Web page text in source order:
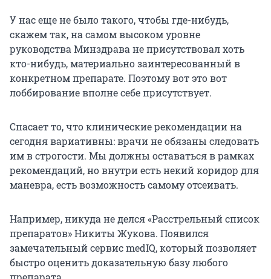
У нас еще не было такого, чтобы где-нибудь,
скажем так, на самом высоком уровне
руководства Минздрава не присутствовал хоть
кто-нибудь, материально заинтересованный в
конкретном препарате. Поэтому вот это вот
лоббирование вполне себе присутствует.
Спасает то, что клинические рекомендации на
сегодня вариативны: врачи не обязаны следовать
им в строгости. Мы должны оставаться в рамках
рекомендаций, но внутри есть некий коридор для
маневра, есть возможность самому отсеивать.
Например, никуда не делся «Расстрельный список
препаратов» Никиты Жукова. Появился
замечательный сервис medIQ, который позволяет
быстро оценить доказательную базу любого